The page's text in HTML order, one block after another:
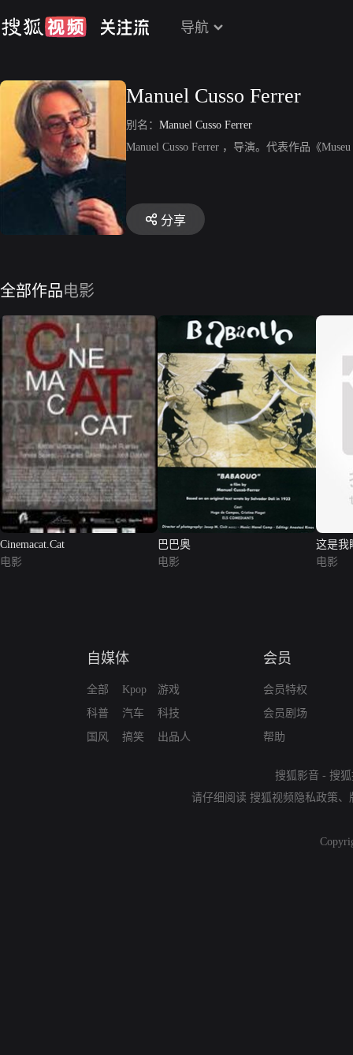
导航
Manuel Cusso Ferrer
别名： Manuel Cusso Ferrer
Manuel Cusso Ferrer ，导演。代表作品《
分享
全部作品电影
Cinemacat.Cat
电影
巴巴奥
电影
这是我
电影
自媒体
全部
科普
国风
Kpop
汽车
搞笑
游戏
科技
出品人
会员
会员特权
会员剧场
帮助
搜狐影音 - 搜
请仔细阅读 搜狐视频隐私政策、